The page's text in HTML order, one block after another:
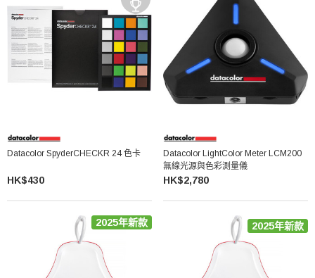
Datacolor SpyderCHECKR 24 色卡
HK$430
Datacolor LightColor Meter LCM200
無線光源與色彩測量儀
HK$2,780
2025年新款 2025年新款